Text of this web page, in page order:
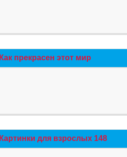
Как прекрасен этот мир
Картинки для взрослых 148